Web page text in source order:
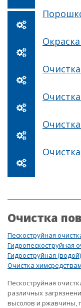
Очистка
Пескоструйная
Гидропескоструйная
Гидроструйная
Очистка
Пескоструйная
различных
высолов и ржавчины,